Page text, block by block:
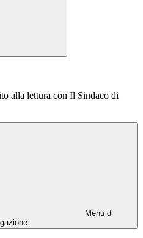
alla lettura con Il Sindaco di
Menu di